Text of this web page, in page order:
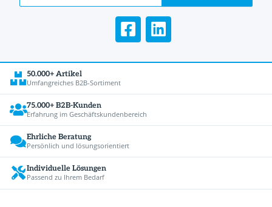
50.000+ Artikel
Umfangreiches B2B-Sortiment
75.000+ B2B-Kunden
Erfahrung im Geschäftskundenbereich
Ehrliche Beratung
Persönlich und lösungsorientiert
Individuelle Lösungen
Passend zu Ihrem Bedarf